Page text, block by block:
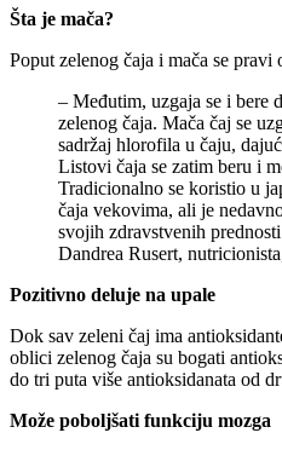
Šta je mača?
Poput zelenog čaja i mača se
– Međutim, uzgaja se i bere
zelenog čaja. Mača čaj se
sadržaj hlorofila u čaju,
Listovi čaja se zatim beru i
Tradicionalno se koristio u
čaja vekovima, ali je
svojih zdravstvenih
Dandrea Rusert,
Pozitivno deluje na upale
Dok sav zeleni čaj ima
oblici zelenog čaja su bogati
do tri puta više antioksidanata od
Može poboljšati funkciju mozga